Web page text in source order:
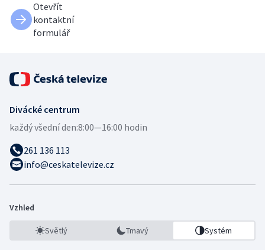
Otevřít
kontaktní
formulář
Divácké centrum
každý všední den:8:00—16:00 hodin
261 136 113
info@ceskatelevize.cz
Vzhled
Světlý Tmavý Systém